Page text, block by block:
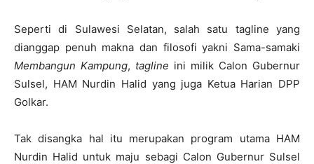
Seperti di Sulawesi Selatan, salah satu tagline yang
dianggap penuh makna dan filosofi yakni Sama-samaki
Membangun Kampung, tagline ini milik Calon Gubernur
Sulsel, HAM Nurdin Halid yang juga Ketua Harian DPP
Golkar.
Tak disangka hal itu merupakan program utama HAM
Nurdin Halid untuk maju sebagi Calon Gubernur Sulsel